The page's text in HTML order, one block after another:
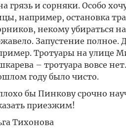
грязь и сорняки. Особо
например, остановка
некому убираться
Запустение
Тротуары на улице
– тротуара вовсе
году было чисто.
бы Пинкову срочно
приезжим!
Тихонова